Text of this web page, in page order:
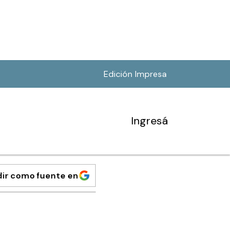
Edición Impresa
Ingresá
como fuente en